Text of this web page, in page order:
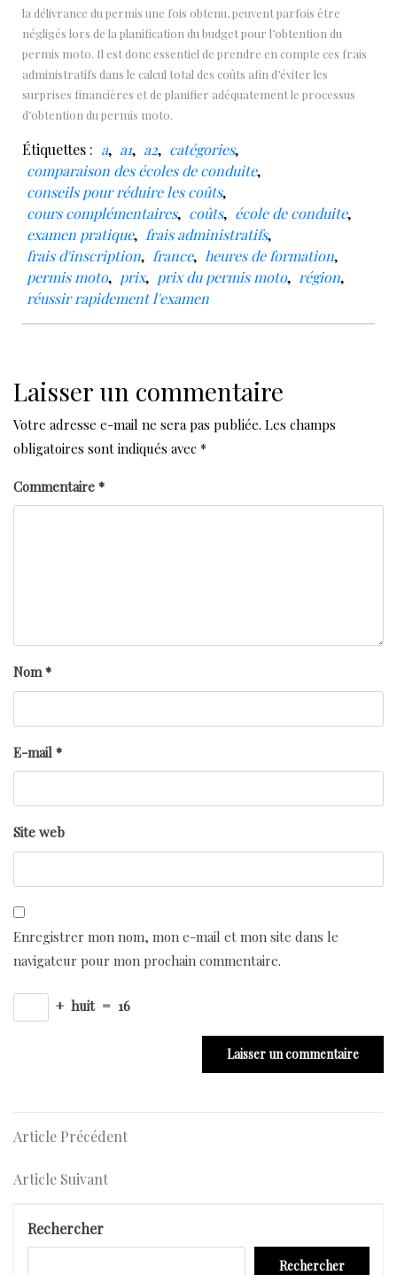
la délivrance du permis une fois obtenu, peuvent parfois être
négligés lors de la planification du budget pour l’obtention du
permis moto. Il est donc essentiel de prendre en compte ces frais
administratifs dans le calcul total des coûts afin d’éviter les
surprises financières et de planifier adéquatement le processus
d’obtention du permis moto.
Étiquettes : a, a1, a2, catégories,
comparaison des écoles de conduite,
conseils pour réduire les coûts,
cours complémentaires, coûts, école de conduite,
examen pratique, frais administratifs,
frais d'inscription, france, heures de formation,
permis moto, prix, prix du permis moto, région,
réussir rapidement l'examen
Laisser un commentaire
Votre adresse e-mail ne sera pas publiée. Les champs
obligatoires sont indiqués avec *
Commentaire *
Nom*
E-mail *
Site web
Enregistrer mon nom, mon e-mail et mon site dans le
navigateur pour mon prochain commentaire.
+ huit = 16
Navigation
de
Article
Article Précédent
Article
Article Suivant
Rechercher
Rechercher